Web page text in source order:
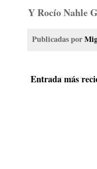
Y Rocío Nahle
Publicadas por
Entrada más